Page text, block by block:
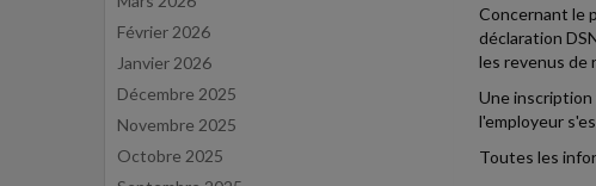
Février 2026
Janvier 2026
Décembre 2025
Novembre 2025
Octobre 2025
Concernant le
déclaration
les revenus de
Une
l'employeur
Toutes les